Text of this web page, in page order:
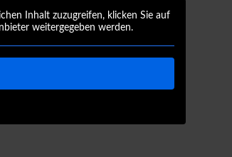
Inhalt zuzugreifen, klicken Sie auf
weitergegeben werden.